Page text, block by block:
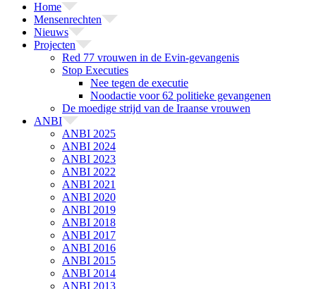
Home
Mensenrechten
Nieuws
Projecten
Red 77 vrouwen in de Evin-gevangenis
Stop Executies
Nee tegen de executie
Noodactie voor 62 politieke gevangenen
De moedige strijd van de Iraanse vrouwen
ANBI
ANBI 2025
ANBI 2024
ANBI 2023
ANBI 2022
ANBI 2021
ANBI 2020
ANBI 2019
ANBI 2018
ANBI 2017
ANBI 2016
ANBI 2015
ANBI 2014
ANBI 2013